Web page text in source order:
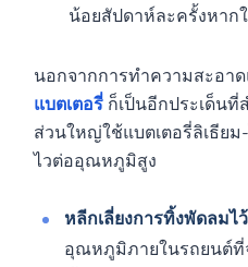
น้อยสัปดาห์ละครั้งหาก
นอกจากการทำความสะอา
แบตเตอรี่ ก็เป็นอีกประเด็น
ส่วนใหญ่ใช้แบตเตอรี่ลิเธีย
ไวต่ออุณหภูมิสูง
หลีกเลี่ยงการทิ้งพัดลม
อุณหภูมิภายในรถยนต์ที่